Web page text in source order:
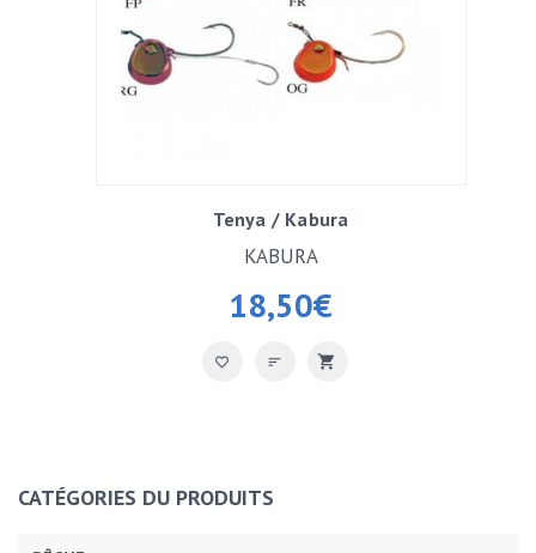
Tenya / Kabura
18,50€
KABURA
CATÉGORIES DU PRODUITS